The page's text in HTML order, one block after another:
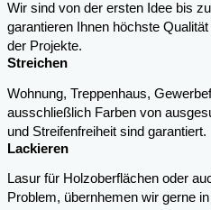
Wir sind von der ersten Idee bis
garantieren Ihnen höchste
der Projekte.
Streichen
Wohnung, Treppenhaus,
ausschließlich Farben von
und Streifenfreiheit sind garantiert.
Lackieren
Lasur für Holzoberflächen oder
Problem, übernhemen wir gerne